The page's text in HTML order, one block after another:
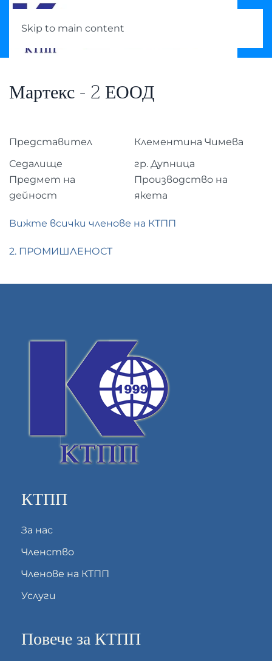
Skip to main content
Мартекс - 2 ЕООД
Представител
Клементина Чимева
Седалище
гр. Дупница
Предмет на
дейност
Производство на
якета
Вижте всички членове на КТПП
2. ПРОМИШЛЕНОСТ
КТПП
За нас
Членство
Членове на КТПП
Услуги
Повече за КТПП